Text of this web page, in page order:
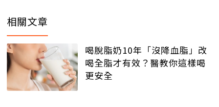
相關文章
喝脫脂奶10年「沒降血脂」改
喝全脂才有效？醫教你這樣喝
更安全